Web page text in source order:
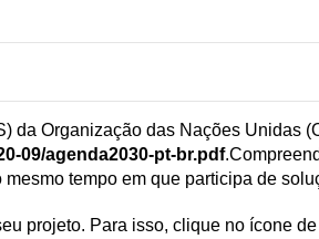
da Organização das Nações Unidas
09/agenda2030-pt-br.pdf
tempo em que participa de
projeto. Para isso, clique no ícone